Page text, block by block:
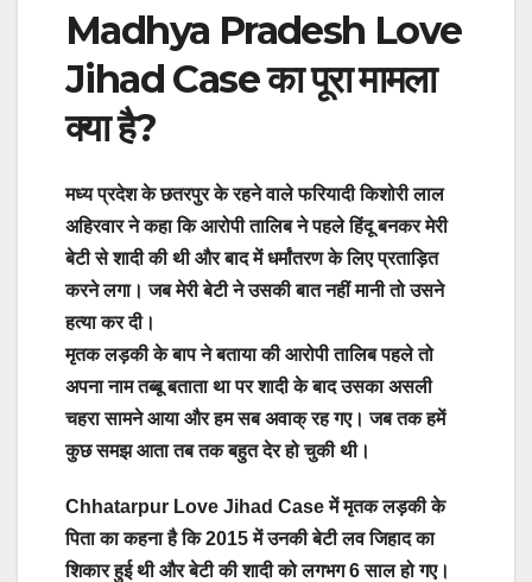
Madhya Pradesh Love
Jihad Case का पूरा मामला
क्या है?
मध्य प्रदेश के छतरपुर के रहने वाले फरियादी किशोरी लाल
अहिरवार ने कहा कि आरोपी तालिब ने पहले हिंदू बनकर मेरी
बेटी से शादी की थी और बाद में धर्मांतरण के लिए प्रताड़ित
करने लगा। जब मेरी बेटी ने उसकी बात नहीं मानी तो उसने
हत्या कर दी।
मृतक लड़की के बाप ने बताया की आरोपी तालिब पहले तो
अपना नाम तब्बू बताता था पर शादी के बाद उसका असली
चहरा सामने आया और हम सब अवाक् रह गए। जब तक हमें
कुछ समझ आता तब तक बहुत देर हो चुकी थी।
Chhatarpur Love Jihad Case में मृतक लड़की के
पिता का कहना है कि 2015 में उनकी बेटी लव जिहाद का
शिकार हुई थी और बेटी की शादी को लगभग 6 साल हो गए।